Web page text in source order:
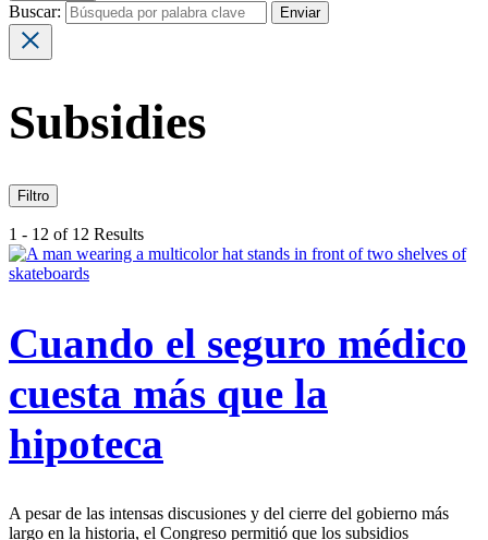
Buscar:
Subsidies
Filtro
1 - 12 of 12 Results
Cuando el seguro médico
cuesta más que la
hipoteca
A pesar de las intensas discusiones y del cierre del gobierno más
largo en la historia, el Congreso permitió que los subsidios